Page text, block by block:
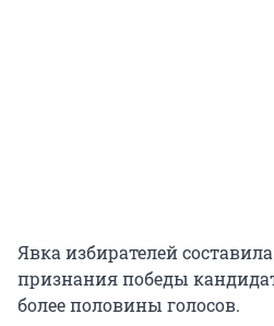
Явка избирателей
признания победы
более половины голосов.